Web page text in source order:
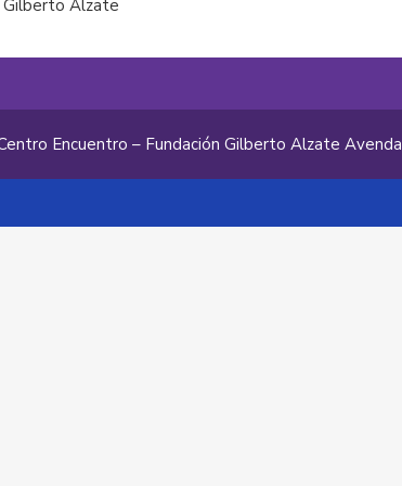
Gilberto Alzate
Encuentro – Fundación Gilberto Alzate